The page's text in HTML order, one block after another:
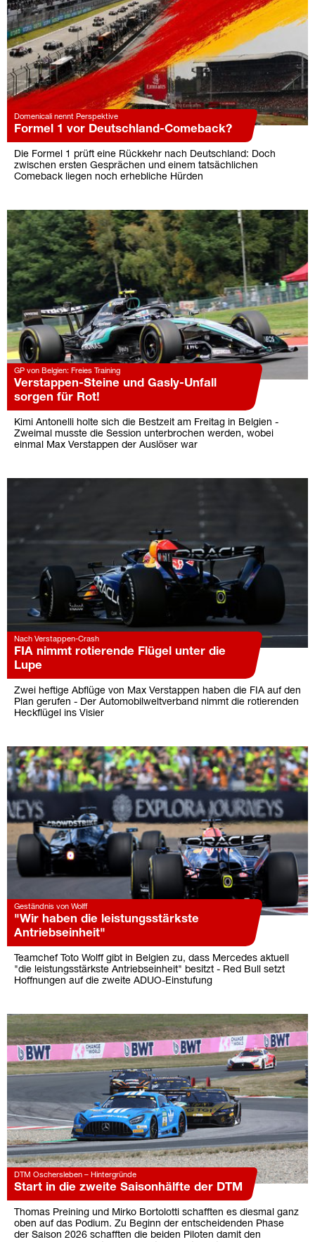
Domenicali nennt Perspektive
Formel 1 vor Deutschland-Comeback?
Die Formel 1 prüft eine Rückkehr nach Deutschland: Doch
zwischen ersten Gesprächen und einem tatsächlichen
Comeback liegen noch erhebliche Hürden
GP von Belgien: Freies Training
Verstappen-Steine und Gasly-Unfall
sorgen für Rot!
Kimi Antonelli holte sich die Bestzeit am Freitag in Belgien -
Zweimal musste die Session unterbrochen werden, wobei
einmal Max Verstappen der Auslöser war
Nach Verstappen-Crash
FIA nimmt rotierende Flügel unter die
Lupe
Zwei heftige Abflüge von Max Verstappen haben die FIA auf den
Plan gerufen - Der Automobilweltverband nimmt die rotierenden
Heckflügel ins Visier
Geständnis von Wolff
"Wir haben die leistungsstärkste
Antriebseinheit"
Teamchef Toto Wolff gibt in Belgien zu, dass Mercedes aktuell
"die leistungsstärkste Antriebseinheit" besitzt - Red Bull setzt
Hoffnungen auf die zweite ADUO-Einstufung
DTM Oschersleben – Hintergründe
Start in die zweite Saisonhälfte der DTM
Thomas Preining und Mirko Bortolotti schafften es diesmal ganz
oben auf das Podium. Zu Beginn der entscheidenden Phase
der Saison 2026 schafften die beiden Piloten damit den